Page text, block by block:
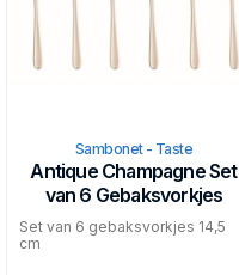
Sambonet - Taste
Antique Champagne Set
van 6 Gebaksvorkjes
Set van 6 gebaksvorkjes 14,5
cm